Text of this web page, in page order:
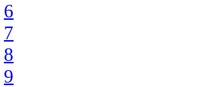
6
7
8
9